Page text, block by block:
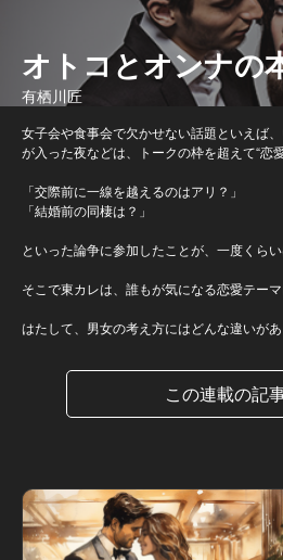
オトコとオンナの
有栖川匠
女子会や食事会で欠かせない話題といえば
が入った夜などは、トークの枠を超えて“恋
「交際前に一線を越えるのはアリ？」
「結婚前の同棲は？」
といった論争に参加したことが、一度くら
そこで東カレは、誰もが気になる恋愛テー
はたして、男女の考え方にはどんな違いが
この連載の記